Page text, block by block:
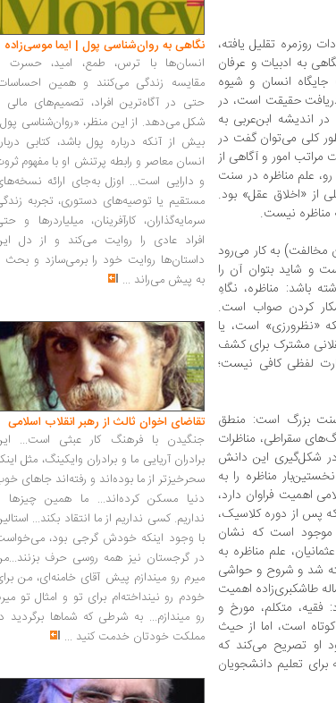
روزمره تقلیل یافته،
به ادبیات و عرفان
انسان و شیوه
حقیقت است، در
اندیشه ابن‌عربی به
کلی می‌توان گفت در
امور و آگاهی از
علم مناظره در سنت
«اخلاق عقل» بود.
مناظره نیست.
مخالفت) به کار می‌رود
و شاید بتوان آن را
باشد: مناظره، نگاهِ
کردن صواب است.
«نظرورزی» است، یا
مشترک برای کشف
لفظی کافی نیست؛
سنت بزرگ است: منطق
سقراطی، مناظرات
شکل‌گیری این دانش
مناظره را به
اهمیت فراوان دارد،
پس از دوره کلاسیک،
موجود است که نشان
علم مناظره به
شد و شروح و حواشی
طاشکبری‌زاده اهمیت
فقیه، متکلم، مورخ و
است، اما از حیث
او تصریح می‌کند که
تعلیم دانشجویان
نگاهی به روان‌شناسی پول | ایما موسی‌زاده
انسان‌ها با ترس، طمع، امید، حسرت
مقایسه زندگی می‌کنند و همین
حتی در آگاه‌ترین افراد، تصمیم‌های مالی
شکل می‌دهد. از این منظر، «روان‌شناسی
بیش از آنکه درباره پول باشد، کتابی
انسان معاصر و رابطه پرتنش او با مفهوم
و دارایی است... اوزل به‌جای ارائه
مستقیم یا توصیه‌های دستوری، تجربه
سرمایه‌گذاران، کارآفرینان، میلیاردرها و
افراد عادی را روایت می‌کند و از دل
داستان‌ها روایت خود را برمی‌سازد و بحث
به پیش می‌راند ...
تقاضای اخوان ثالث از رهبر انقلاب اسلامی
جنگیدن با فرهنگ کار عبثی است...
برادران آریایی ما و برادران وایکینگ، مثل
سحرخیزتر از ما بوده‌اند و رفته‌اند جاهای
دنیا مسکن کرده‌اند... ما همین چیزها
نداریم. کسی نداریم از ما انتقاد بکند...
با وجود اینکه خودش گرجی بود،
در گرجستان نیز همه روسی حرف
میرم رو میندازم پیش آقای خامنه‌ای، من
خودم رو نینداخته‌ام برای تو و امثال تو
رو میندازم... به شرطی که شماها برگردید
مملکت خودتان خدمت کنید ...